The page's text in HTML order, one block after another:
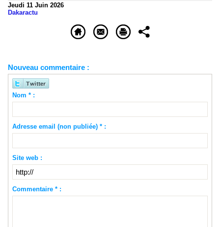
Jeudi 11 Juin 2026
Dakaractu
Nouveau commentaire :
Nom * :
Adresse email (non publiée) * :
Site web :
Commentaire * :